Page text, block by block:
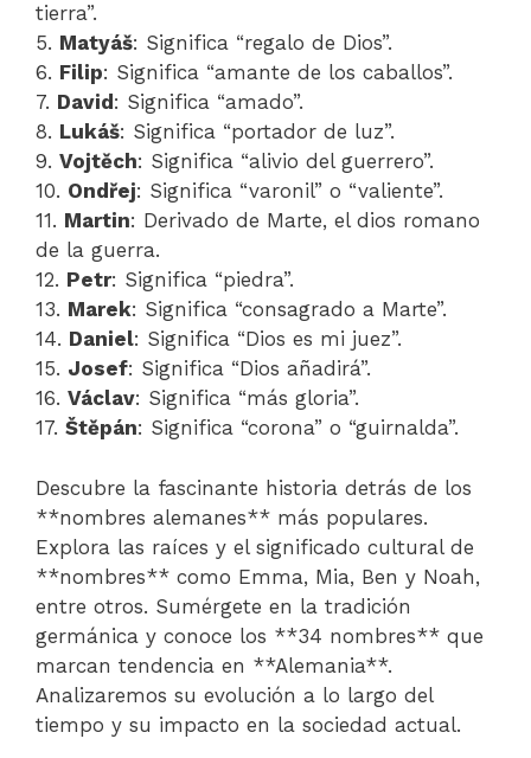
tierra”.
5. Matyáš: Significa “regalo de Dios”.
6. Filip: Significa “amante de los caballos”.
7. David : Significa “amado”.
8. Lukáš: Significa “portador de luz”.
9. Vojtěch: Significa “alivio del guerrero”.
10. Ondřej: Significa “varonil” o “valiente”.
11. Martin: Derivado de Marte, el dios romano
de la guerra.
12. Petr: Significa “piedra”.
13. Marek: Significa “consagrado a Marte”.
14. Daniel: Significa “Dios es mi juez”.
15. Josef: Significa “Dios añadirá”.
16. Václav: Significa “más gloria”.
17. Štěpán: Significa “corona” o “guirnalda”.
Descubre la fascinante historia detrás de los
**nombres alemanes** más populares.
Explora las raíces y el significado cultural de
**nombres** como Emma, Mia, Ben y Noah,
entre otros. Sumérgete en la tradición
germánica y conoce los **34 nombres** que
marcan tendencia en **Alemania**.
Analizaremos su evolución a lo largo del
tiempo y su impacto en la sociedad actual.